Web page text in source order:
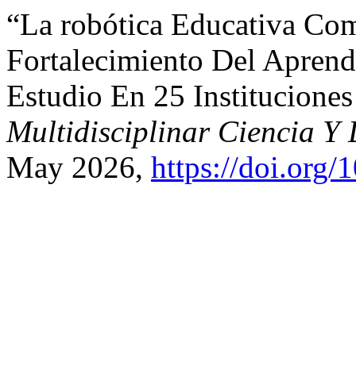
“La robótica Educativa
Fortalecimiento Del
Estudio En 25
Multidisciplinar Ciencia Y
May 2026, https://doi.org/